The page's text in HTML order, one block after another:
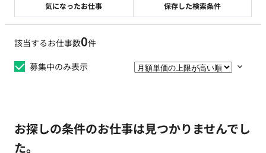
該当するお仕事数0件
募集中のみ表示
お探しの条件のお仕事は見つかりませんでし
た。
気になったお仕事 保存した検索条件